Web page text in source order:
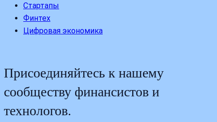
Стартапы
Финтех
Цифровая экономика
Присоединяйтесь к нашему
сообществу финансистов и
технологов.